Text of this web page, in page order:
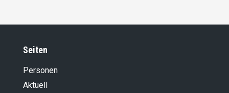
Seiten
Personen
Aktuell